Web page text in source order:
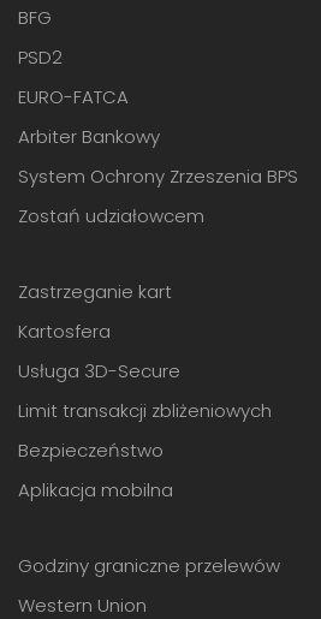
BFG
PSD2
EURO-FATCA
Arbiter Bankowy
System Ochrony Zrzeszenia BPS
Zostań udziałowcem
Zastrzeganie kart
Kartosfera
Usługa 3D-Secure
Limit transakcji zbliżeniowych
Bezpieczeństwo
Aplikacja mobilna
Godziny graniczne przelewów
Western Union